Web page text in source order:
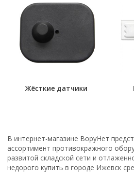
Жёсткие датчики
В интернет-магазине ВоруНет
ассортимент противокражного
развитой складской сети и
недорого купить в городе Ижевск